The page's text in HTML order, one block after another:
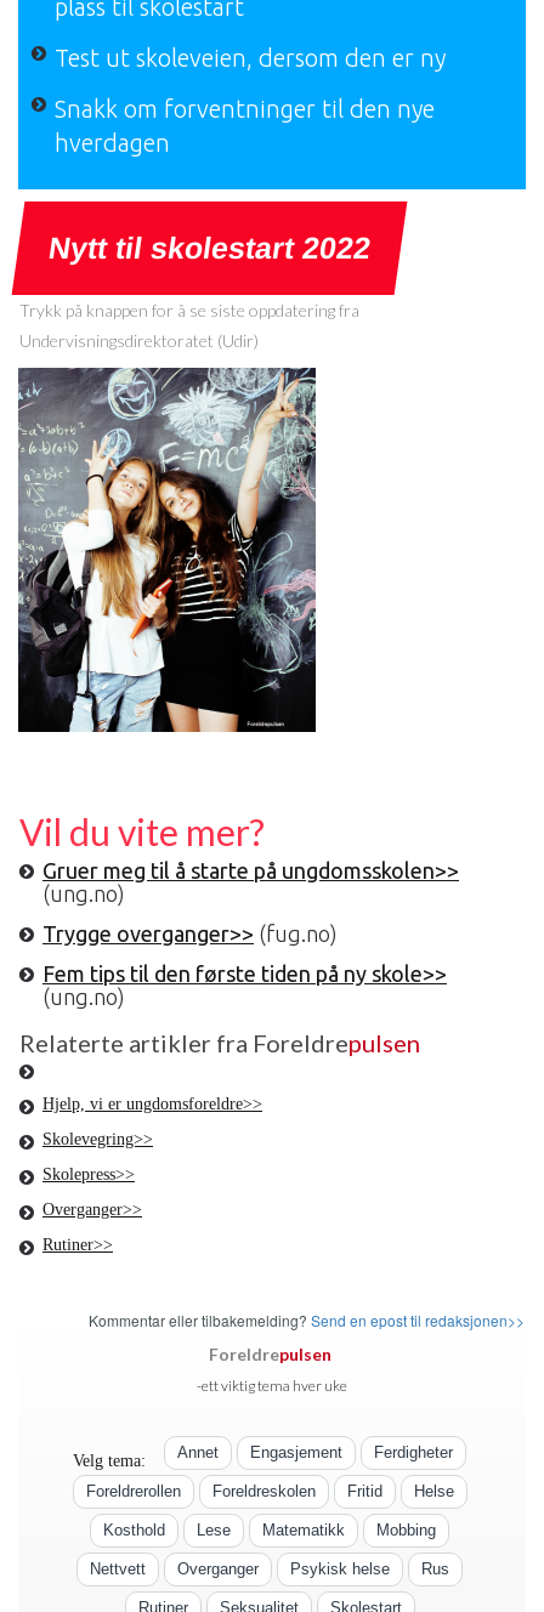
plass til skolestart
Test ut skoleveien, dersom den er ny
Snakk om forventninger til den nye
hverdagen
Nytt til skolestart 2022
Trykk på knappen for å se siste oppdatering fra
Undervisningsdirektoratet (Udir)
Vil du vite mer?
Gruer meg til å starte på ungdomsskolen>>
(ung.no)
Trygge overganger>> (fug.no)
Fem tips til den første tiden på ny skole>>
(ung.no)
Relaterte artikler fra Foreldrepulsen
Hjelp, vi er ungdomsforeldre>>
Skolevegring>>
Skolepress>>
Overganger>>
Rutiner>>
Kommentar eller tilbakemelding? Send en epost til redaksjonen>>
Foreldrepulsen
-ett viktig tema hver uke
Velg tema: Annet Engasjement Ferdigheter
Foreldrerollen Foreldreskolen Fritid Helse
Kosthold Lese Matematikk Mobbing
Nettvett Overganger Psykisk helse Rus
Rutiner Seksualitet Skolestart